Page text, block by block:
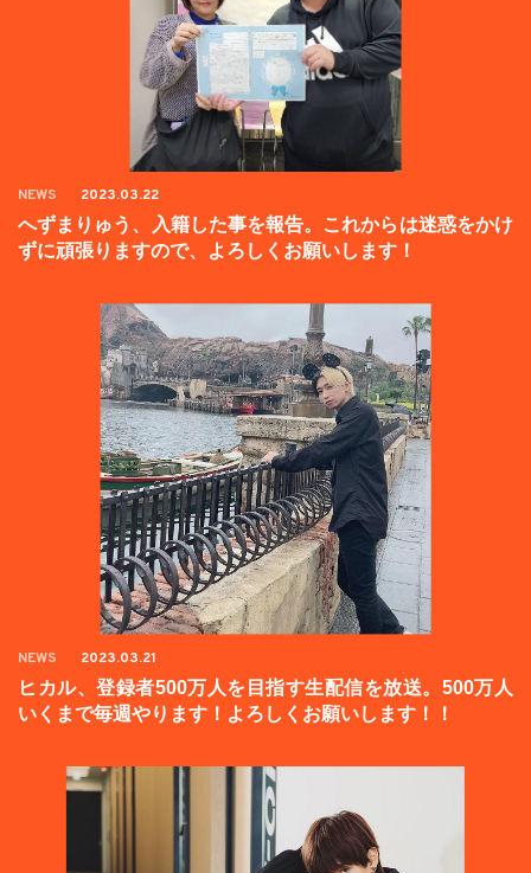
NEWS 2023.03.22
へずまりゅう、入籍した事を報告。これからは迷惑をかけ
ずに頑張りますので、よろしくお願いします！
NEWS 2023.03.21
ヒカル、登録者500万人を目指す生配信を放送。500万人
いくまで毎週やります！よろしくお願いします！！